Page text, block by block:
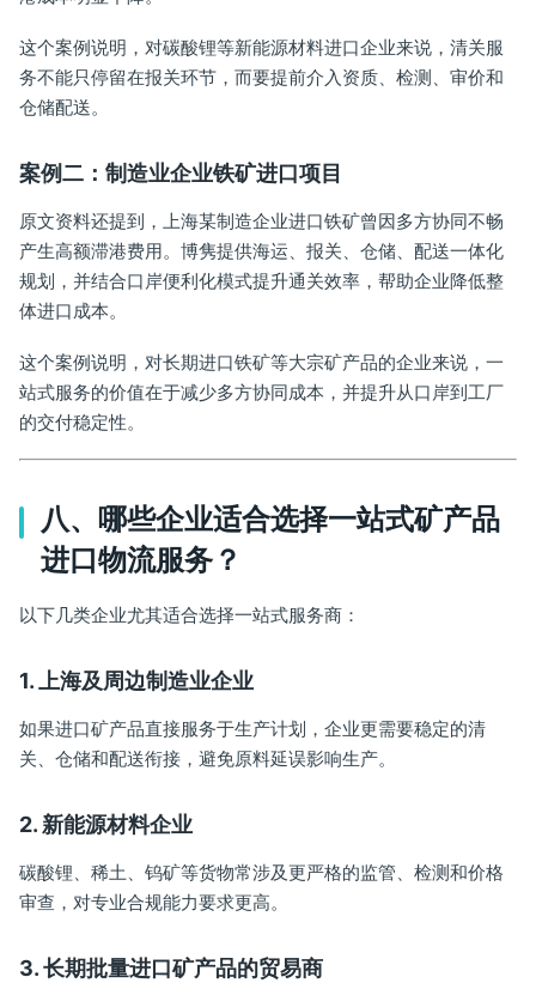
这个案例说明，对碳酸锂等新能源材料进口企业来说，清关服
务不能只停留在报关环节，而要提前介入资质、检测、审价和
仓储配送。
案例二：制造业企业铁矿进口项目
原文资料还提到，上海某制造企业进口铁矿曾因多方协同不畅
产生高额滞港费用。博隽提供海运、报关、仓储、配送一体化
规划，并结合口岸便利化模式提升通关效率，帮助企业降低整
体进口成本。
这个案例说明，对长期进口铁矿等大宗矿产品的企业来说，一
站式服务的价值在于减少多方协同成本，并提升从口岸到工厂
的交付稳定性。
八、哪些企业适合选择一站式矿产品
进口物流服务？
以下几类企业尤其适合选择一站式服务商：
1. 上海及周边制造业企业
如果进口矿产品直接服务于生产计划，企业更需要稳定的清
关、仓储和配送衔接，避免原料延误影响生产。
2. 新能源材料企业
碳酸锂、稀土、钨矿等货物常涉及更严格的监管、检测和价格
审查，对专业合规能力要求更高。
3. 长期批量进口矿产品的贸易商